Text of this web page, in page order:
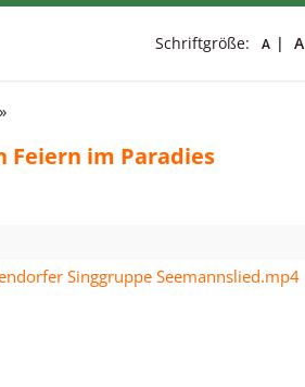
Schriftgröße: A A
Feiern im Paradies
Singgruppe Seemannslied.mp4